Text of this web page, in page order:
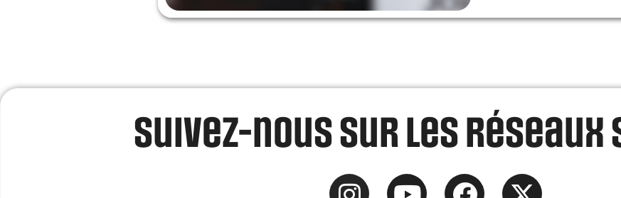
Suivez-nous sur les réseaux